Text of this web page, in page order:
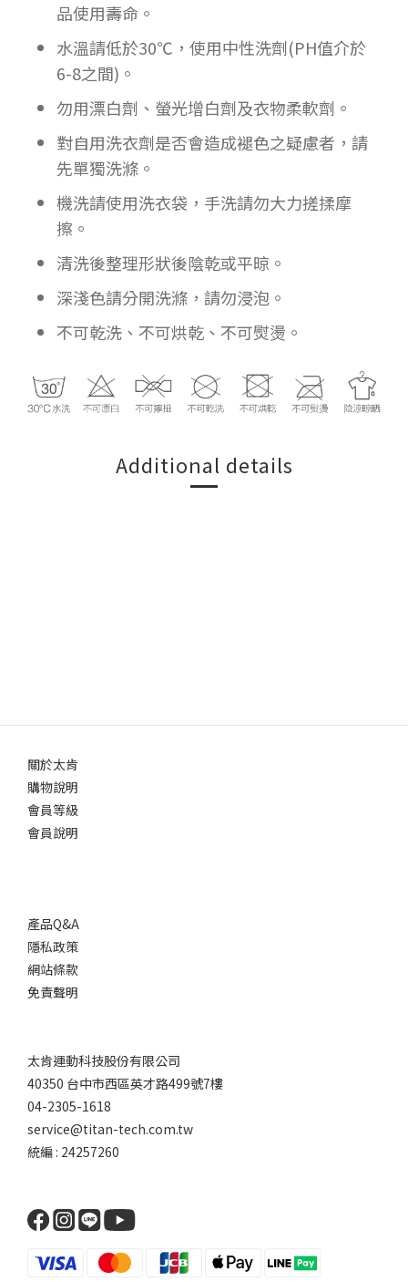
品使用壽命。
水溫請低於30℃，使用中性洗劑(PH值介於
6-8之間)。
勿用漂白劑、螢光增白劑及衣物柔軟劑。
對自用洗衣劑是否會造成褪色之疑慮者，請
先單獨洗滌。
機洗請使用洗衣袋，手洗請勿大力搓揉摩
擦。
清洗後整理形狀後陰乾或平晾。
深淺色請分開洗滌，請勿浸泡。
不可乾洗、不可烘乾、不可熨燙。
Additional details
關於太肯
購物說明
會員等級
會員說明
產品Q&A
隱私政策
網站條款
免責聲明
太肯運動科技股份有限公司
40350 台中市西區英才路499號7樓
04-2305-1618
service@titan-tech.com.tw
統編 : 24257260